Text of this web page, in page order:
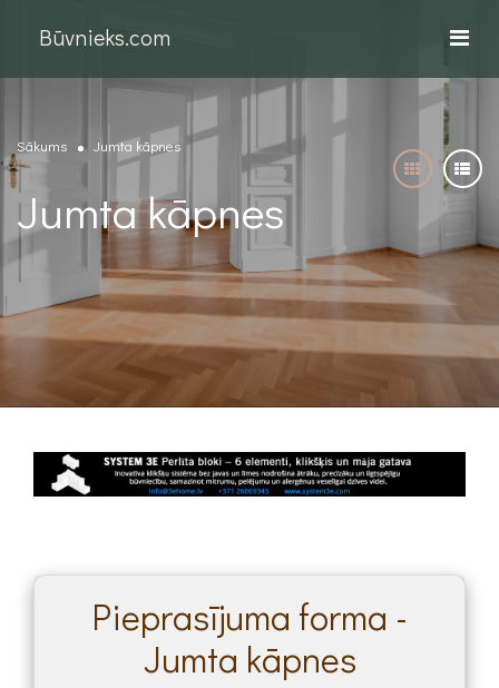
Būvnieks.com
Sākums Jumta kāpnes
Jumta kāpnes
Pieprasījuma forma -
Jumta kāpnes